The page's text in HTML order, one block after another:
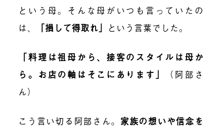
という母。そんな母がいつも言っていたの
は、
「損して得取れ」 という言葉でした。
「料理は祖母から、接客のスタイルは母か
ら。お店の軸はそこにあります」
（阿部さ
ん）
こう言い切る阿部さん。 家族の想いや信念を